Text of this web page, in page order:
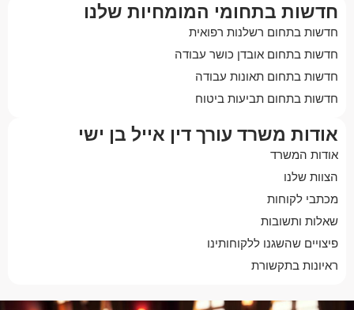
חדשות בתחומי המומחיות שלנו
חדשות בתחום רשלנות רפואית
חדשות בתחום אובדן כושר עבודה
חדשות בתחום תאונות עבודה
חדשות בתחום תביעות ביטוח
אודות משרד עורך דין אייל בן ישי
אודות המשרד
הצוות שלנו
מכתבי לקוחות
שאלות ותשובות
פיצויים שהשגנו ללקוחותינו
ראיונות בתקשורת